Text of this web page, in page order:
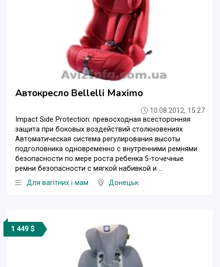
Автокресло Bellelli Maximo
10.08.2012, 15:27
Impact Side Protection: превосходная всесторонняя
защита при боковых воздействий столкновениях
Автоматическая система регулирования высоты
подголовника одновременно с внутренними ремнями
безопасности по мере роста ребенка 5-точечные
ремни безопасности с мягкой набивкой и ...
Для вагітних і мам
Донецьк
1 449 $